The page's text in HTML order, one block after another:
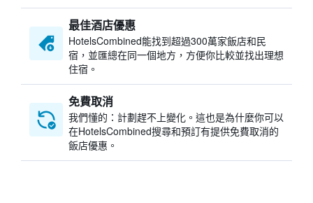
最佳酒店優惠
HotelsCombined​能找到超過300萬家飯店和民
宿，並匯總在同一個地方，方便你比較並找出理想
住宿。
免費取消
我們懂的：計劃趕不上變化。這也是為什麼你可以
在HotelsCombined搜尋和預訂有提供免費取消的
飯店優惠。